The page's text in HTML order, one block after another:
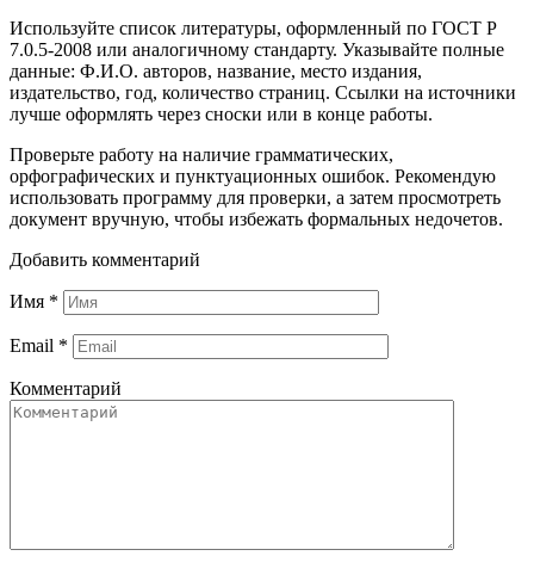
Используйте список литературы, оформленный по ГОСТ Р
7.0.5-2008 или аналогичному стандарту. Указывайте полные
данные: Ф.И.О. авторов, название, место издания,
издательство, год, количество страниц. Ссылки на источники
лучше оформлять через сноски или в конце работы.
Проверьте работу на наличие грамматических,
орфографических и пунктуационных ошибок. Рекомендую
использовать программу для проверки, а затем просмотреть
документ вручную, чтобы избежать формальных недочетов.
Добавить комментарий
Имя *
Email *
Комментарий